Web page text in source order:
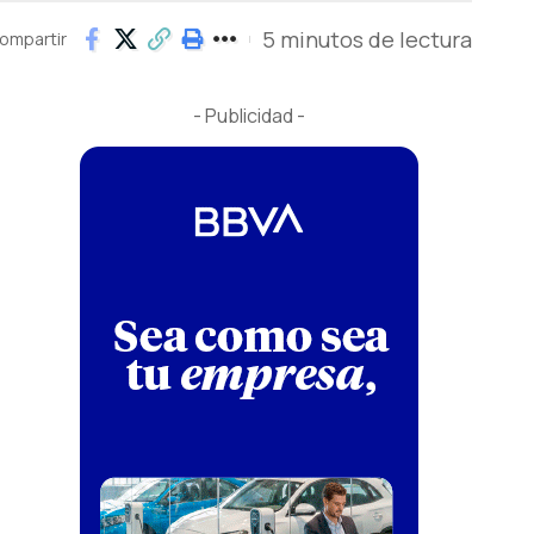
5 minutos de lectura
- Publicidad -